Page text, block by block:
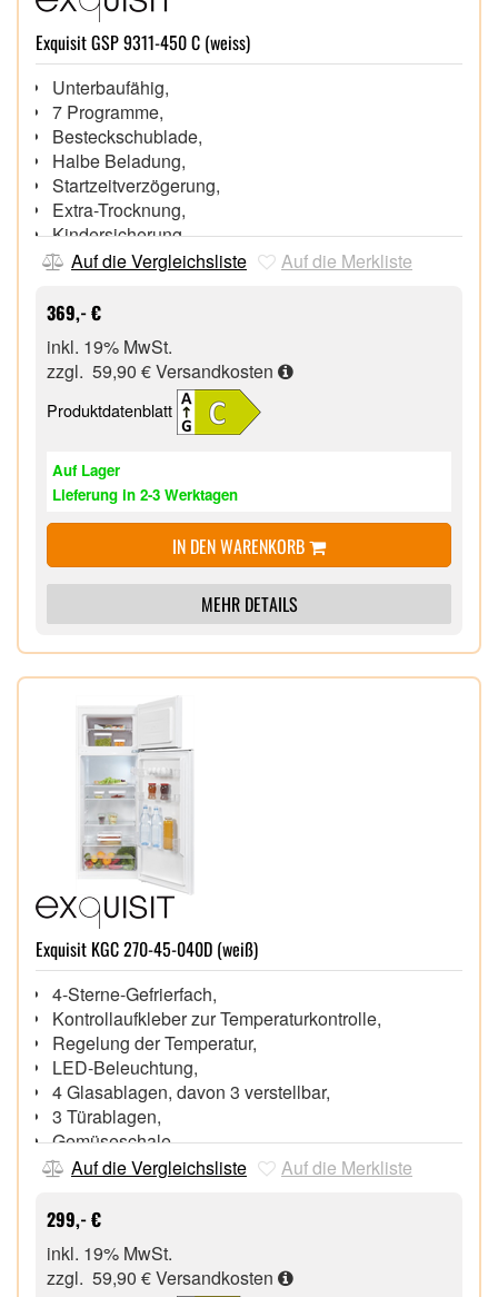
Exquisit GSP 9311-450 C (weiss)
Unterbaufähig,
7 Programme,
Besteckschublade,
Halbe Beladung,
Startzeitverzögerung,
Extra-Trocknung,
Kindersicherung,
Spülraum-Beleuchtung,
Auf die Vergleichsliste Auf die Merkliste
369,- €
inkl. 19% MwSt.
zzgl. 59,90 €Versandkosten
Produktdatenblatt
Auf Lager
Lieferung in 2-3 Werktagen
IN DEN WARENKORB
MEHR DETAILS
Exquisit KGC 270-45-040D (weiß)
4-Sterne-Gefrierfach,
Kontrollaufkleber zur Temperaturkontrolle,
Regelung der Temperatur,
LED-Beleuchtung,
4 Glasablagen, davon 3 verstellbar,
3 Türablagen,
Gemüseschale,
Eierablage,
Auf die Vergleichsliste Auf die Merkliste
299,- €
inkl. 19% MwSt.
zzgl. 59,90 €Versandkosten